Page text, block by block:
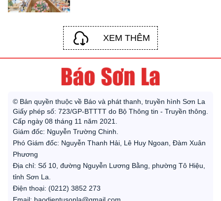
XEM THÊM
© Bản quyền thuộc về Báo và phát thanh, truyền hình Sơn La
Giấy phép số: 723/GP-BTTTT do Bộ Thông tin - Truyền thông.
Cấp ngày 08 tháng 11 năm 2021.
Giám đốc: Nguyễn Trường Chinh.
Phó Giám đốc: Nguyễn Thanh Hải, Lê Huy Ngoan, Đàm Xuân
Phương
Địa chỉ: Số 10, đường Nguyễn Lương Bằng, phường Tô Hiệu,
tỉnh Sơn La.
Điện thoại: (0212) 3852 273